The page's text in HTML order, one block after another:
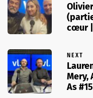
cœur |
NEXT
Mery,
As